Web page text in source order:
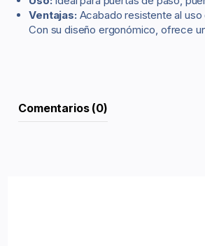
Ventajas: Acabado resistente al
Con su diseño ergonómico, ofrece
Comentarios (0)